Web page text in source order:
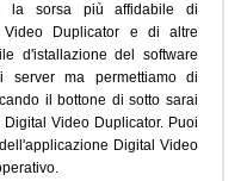
la sorsa più affidabile di
Video Duplicator e di altre
d'istallazione del software
server ma permettiamo di
il bottone di sotto sarai
Video Duplicator. Puoi
Digital Video